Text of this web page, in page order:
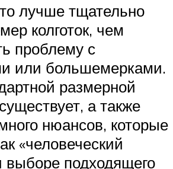
лучше тщательно
колготок, чем
проблему с
или большемерками.
размерной
а также
нюансов, которые
«человеческий
выборе подходящего